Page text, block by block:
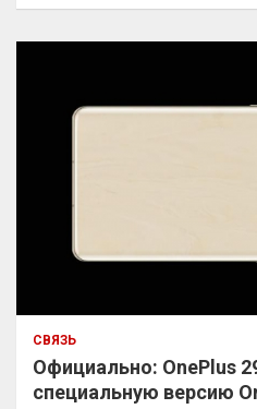
СВЯЗЬ
Официально: OnePlus
специальную версию